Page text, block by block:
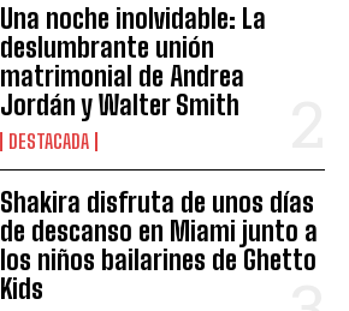
Una noche inolvidable: La
deslumbrante unión
matrimonial de Andrea
Jordán y Walter Smith
DESTACADA
Shakira disfruta de unos días
de descanso en Miami junto a
los niños bailarines de Ghetto
Kids